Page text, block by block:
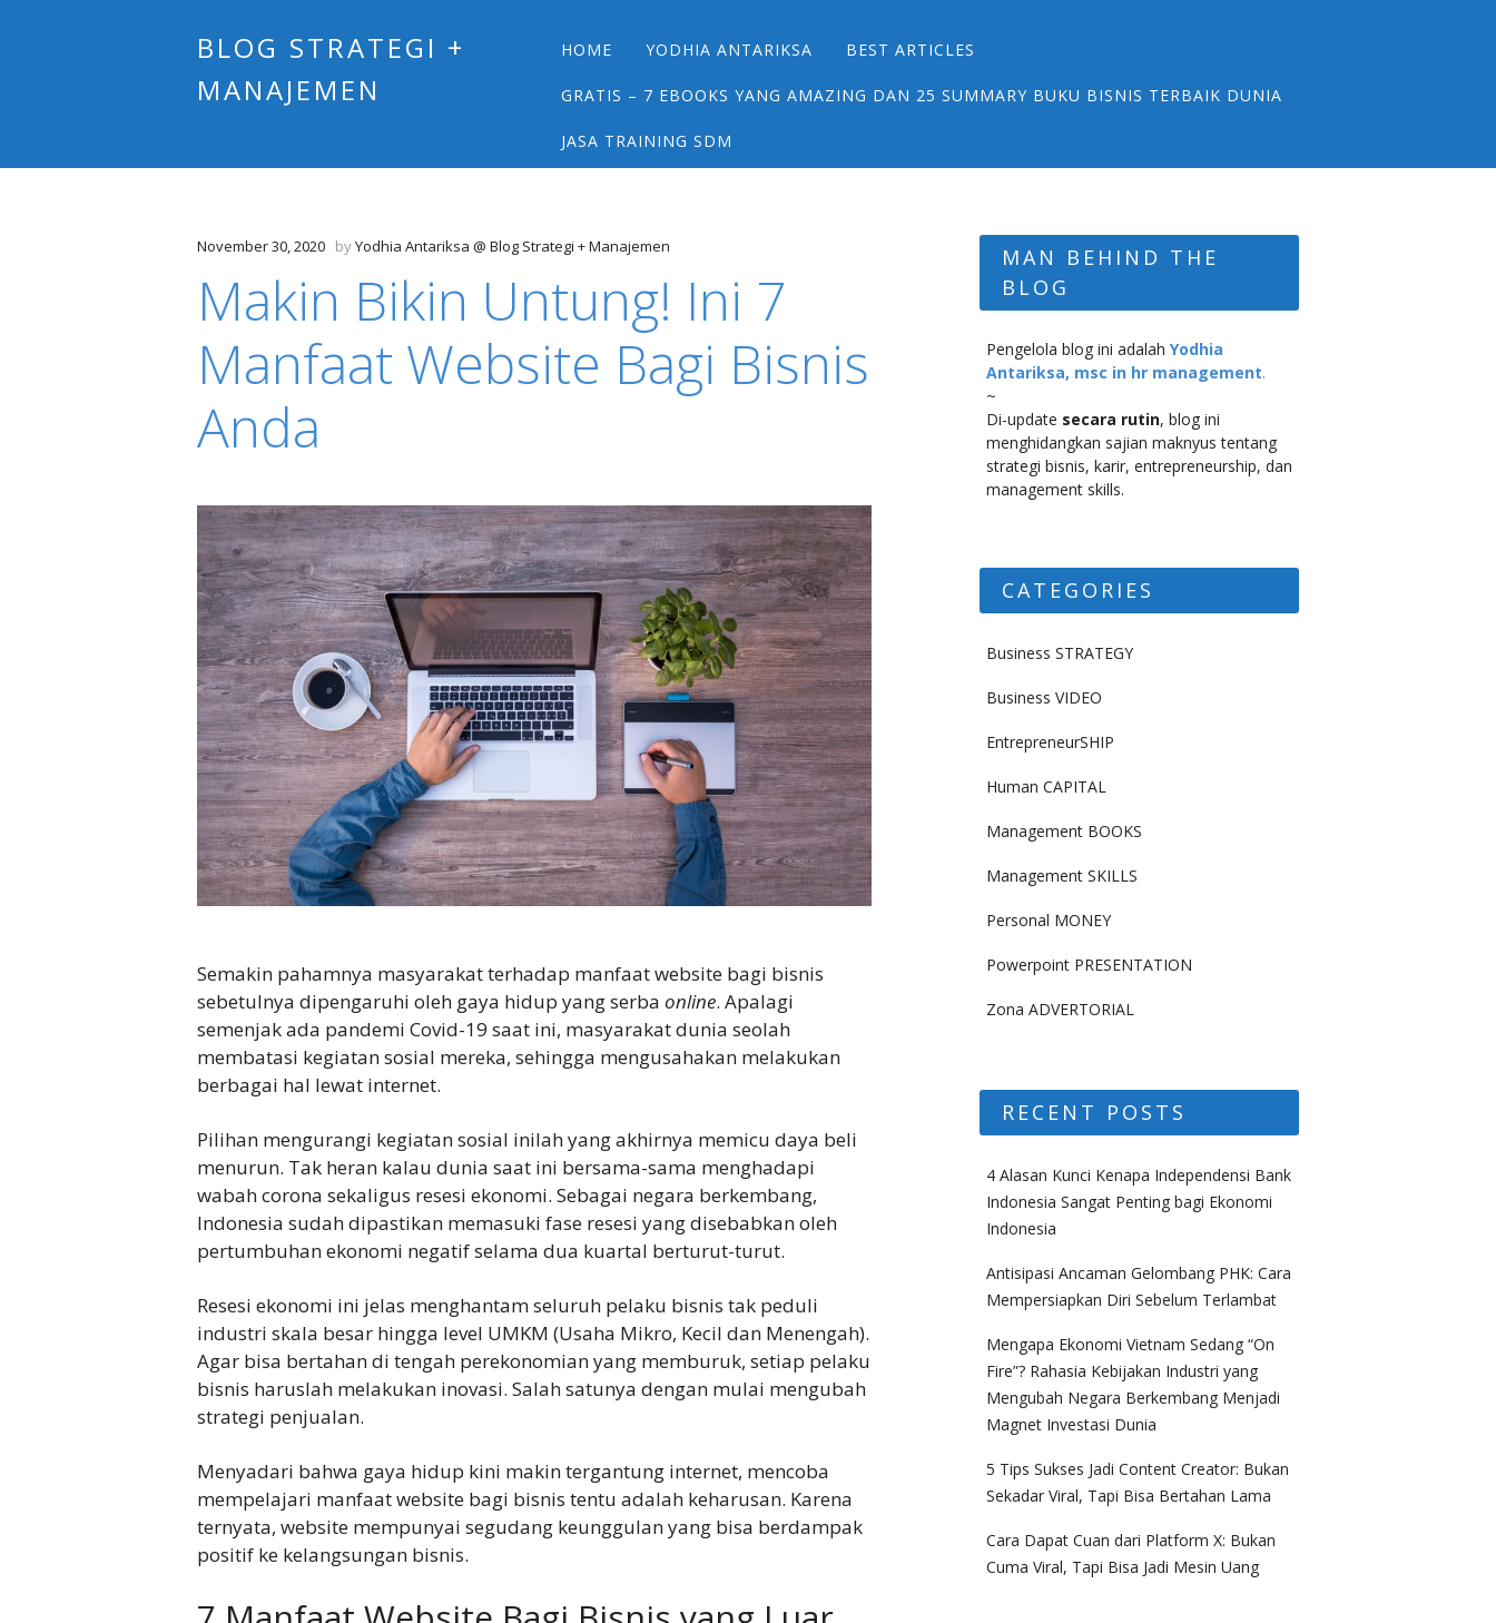
BLOG STRATEGI +
MANAJEMEN
Main menu
Skip
content
HOME YODHIA ANTARIKSA BEST ARTICLES
GRATIS – 7 EBOOKS YANG AMAZING DAN 25 SUMMARY BUKU BISNIS TERBAIK DUNIA
JASA TRAINING SDM
November 30, 2020 byYodhia Antariksa @ Blog Strategi + Manajemen
Makin Bikin Untung! Ini 7
Manfaat Website Bagi Bisnis
Anda
Semakin pahamnya masyarakat terhadap manfaat website bagi bisnis
sebetulnya dipengaruhi oleh gaya hidup yang serba online. Apalagi
semenjak ada pandemi Covid-19 saat ini, masyarakat dunia seolah
membatasi kegiatan sosial mereka, sehingga mengusahakan melakukan
berbagai hal lewat internet.
Pilihan mengurangi kegiatan sosial inilah yang akhirnya memicu daya beli
menurun. Tak heran kalau dunia saat ini bersama-sama menghadapi
wabah corona sekaligus resesi ekonomi. Sebagai negara berkembang,
Indonesia sudah dipastikan memasuki fase resesi yang disebabkan oleh
pertumbuhan ekonomi negatif selama dua kuartal berturut-turut.
Resesi ekonomi ini jelas menghantam seluruh pelaku bisnis tak peduli
industri skala besar hingga level UMKM (Usaha Mikro, Kecil dan Menengah).
Agar bisa bertahan di tengah perekonomian yang memburuk, setiap pelaku
bisnis haruslah melakukan inovasi. Salah satunya dengan mulai mengubah
strategi penjualan.
Menyadari bahwa gaya hidup kini makin tergantung internet, mencoba
mempelajari manfaat website bagi bisnis tentu adalah keharusan. Karena
ternyata, website mempunyai segudang keunggulan yang bisa berdampak
positif ke kelangsungan bisnis.
MAN BEHIND THE
BLOG
Pengelola blog ini adalah Yodhia
Antariksa, msc in hr management.
~
Di-update secara rutin, blog ini
menghidangkan sajian maknyus tentang
strategi bisnis, karir, entrepreneurship, dan
management skills.
CATEGORIES
Business STRATEGY
Business VIDEO
EntrepreneurSHIP
Human CAPITAL
Management BOOKS
Management SKILLS
Personal MONEY
Powerpoint PRESENTATION
Zona ADVERTORIAL
RECENT POSTS
4 Alasan Kunci Kenapa Independensi Bank
Indonesia Sangat Penting bagi Ekonomi
Indonesia
Antisipasi Ancaman Gelombang PHK: Cara
Mempersiapkan Diri Sebelum Terlambat
Mengapa Ekonomi Vietnam Sedang “On
Fire”? Rahasia Kebijakan Industri yang
Mengubah Negara Berkembang Menjadi
Magnet Investasi Dunia
5 Tips Sukses Jadi Content Creator: Bukan
Sekadar Viral, Tapi Bisa Bertahan Lama
Cara Dapat Cuan dari Platform X: Bukan
Cuma Viral, Tapi Bisa Jadi Mesin Uang